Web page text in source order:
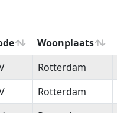
Woonplaats
Woonplaats
Rotterdam
Rotterdam